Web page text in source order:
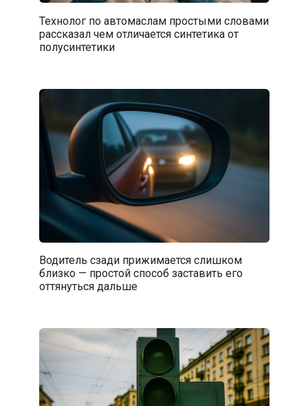
Технолог по автомаслам простыми словами
рассказал чем отличается синтетика от
полусинтетики
Водитель сзади прижимается слишком
близко — простой способ заставить его
оттянуться дальше